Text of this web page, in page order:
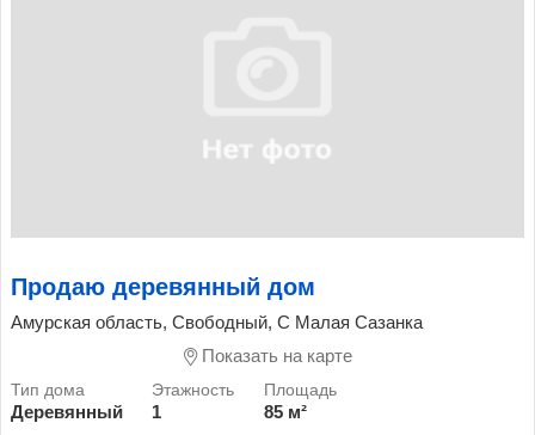
Продаю деревянный дом
Амурская область, Свободный, С Малая Сазанка
Показать на карте
Деревянный 1
85 м²